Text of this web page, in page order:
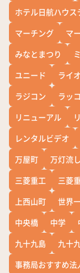
ホテル日航ハウス
マーチング
マ
みなとまつり
ユニード
ライ
ラジコン
ラッコ
リニューアル
レンタルビデオ
万屋町
万灯流し
三菱重工
三菱
上西山町
世界
中央橋
中学
九十九島
九十
事務局おすすめ法